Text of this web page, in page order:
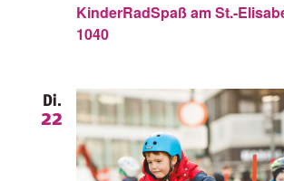
KinderRadSpaß am St.-
1040
Di.
22